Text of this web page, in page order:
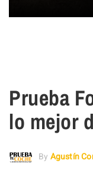
Prueba
lo mejor
By Agustín